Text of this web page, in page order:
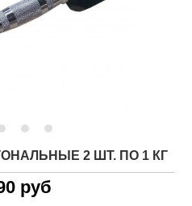
2 ШТ. ПО 1 КГ
руб